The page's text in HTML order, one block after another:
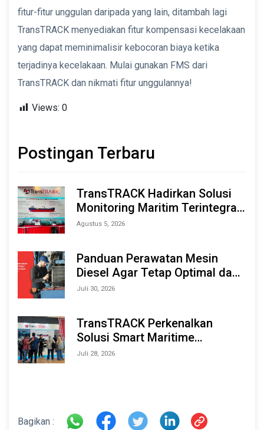
fitur-fitur unggulan daripada yang lain, ditambah lagi
TransTRACK menyediakan fitur kompensasi kecelakaan
yang dapat meminimalisir kebocoran biaya ketika
terjadinya kecelakaan. Mulai gunakan FMS dari
TransTRACK dan nikmati fitur unggulannya!
Views: 0
Postingan Terbaru
TransTRACK Hadirkan Solusi
Monitoring Maritim Terintegrasi
Berbasis AI & IoT di Indonesia
Agustus 5, 2026
Panduan Perawatan Mesin
Diesel Agar Tetap Optimal dan
Tahan Lama
Juli 30, 2026
TransTRACK Perkenalkan
Solusi Smart Maritime
Monitoring Berbasis AI dan IoT
Juli 28, 2026
Bagikan :